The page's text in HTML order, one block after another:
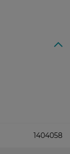
1404058